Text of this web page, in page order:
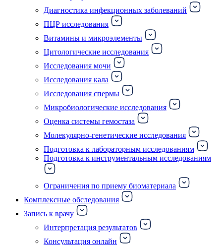
Диагностика инфекционных заболеваний
ПЦР исследования
Витамины и микроэлементы
Цитологические исследования
Исследования мочи
Исследования кала
Исследования спермы
Микробиологические исследования
Оценка системы гемостаза
Молекулярно-генетические исследования
Подготовка к лабораторным исследованиям
Подготовка к инструментальным исследованиям
Ограничения по приему биоматериала
Комплексные обследования
Запись к врачу
Интерпретация результатов
Консультация онлайн